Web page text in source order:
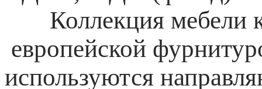
Коллекция мебели
европейской
используются